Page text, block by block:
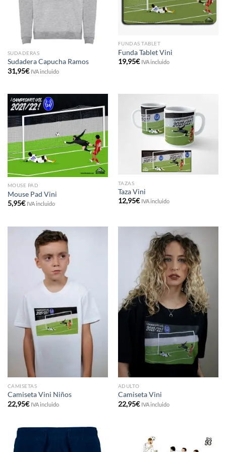
SUDADERAS
Sudadera Capucha Ramos
31,95€ IVA incluido
FUNDAS TABLET
Funda Tablet Vini
19,95€ IVA incluido
MOUSE PAD
Mouse Pad Vini
5,95€ IVA incluido
TAZAS
Taza Vini
12,95€ IVA incluido
CAMISETAS
Camiseta Vini Niños
22,95€ IVA incluido
ADULTO
Camiseta Vini
22,95€ IVA incluido